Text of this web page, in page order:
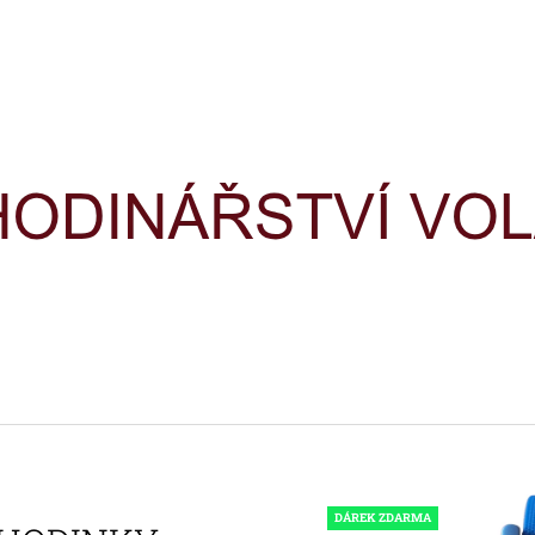
DÁREK ZDARMA
HLEDAT
HODINKY
TRIATHLON